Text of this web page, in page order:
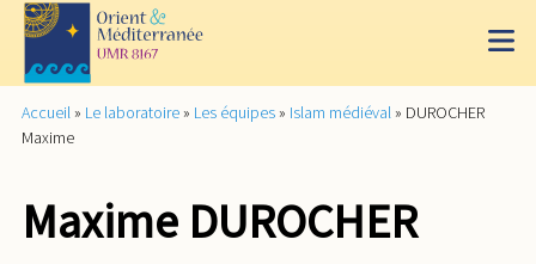
Accueil » Le laboratoire » Les équipes » Islam médiéval » DUROCHER
Maxime
Maxime DUROCHER